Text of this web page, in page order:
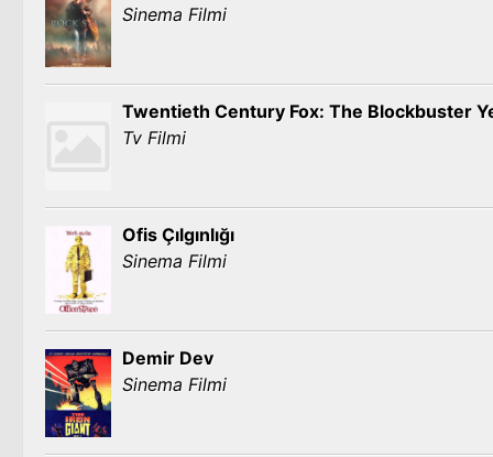
Sinema Filmi
Twentieth Century Fox: The Blockbuster
Tv Filmi
Ofis Çılgınlığı
Sinema Filmi
Demir Dev
Sinema Filmi